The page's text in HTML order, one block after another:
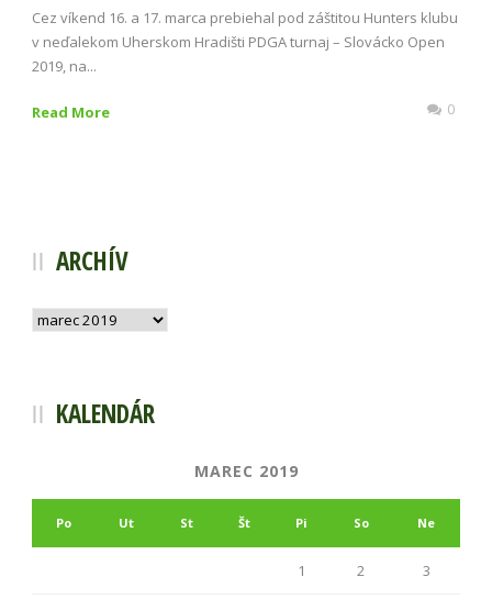
Cez víkend 16. a 17. marca prebiehal pod záštitou Hunters klubu
v neďalekom Uherskom Hradišti PDGA turnaj – Slovácko Open
2019, na...
Read More 0
ARCHÍV
Archív
KALENDÁR
MAREC 2019
Po Ut St Št Pi So Ne
1 2 3